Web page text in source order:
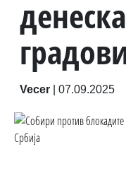
Vecer 07.09.2025